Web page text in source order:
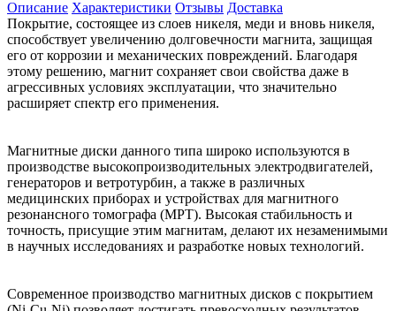
Описание Характеристики Отзывы Доставка
Покрытие, состоящее из слоев никеля, меди и вновь никеля,
способствует увеличению долговечности магнита, защищая
его от коррозии и механических повреждений. Благодаря
этому решению, магнит сохраняет свои свойства даже в
агрессивных условиях эксплуатации, что значительно
расширяет спектр его применения.
Магнитные диски данного типа широко используются в
производстве высокопроизводительных электродвигателей,
генераторов и ветротурбин, а также в различных
медицинских приборах и устройствах для магнитного
резонансного томографа (МРТ). Высокая стабильность и
точность, присущие этим магнитам, делают их незаменимыми
в научных исследованиях и разработке новых технологий.
Современное производство магнитных дисков с покрытием